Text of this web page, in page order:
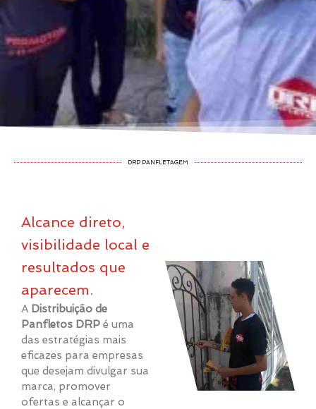
DRP PANFLETAGEM
Alcance direto,
visibilidade local e
resultados que
aparecem.
A Distribuição de
Panfletos DRP é uma
das estratégias mais
eficazes para empresas
que desejam divulgar sua
marca, promover
ofertas e alcançar o